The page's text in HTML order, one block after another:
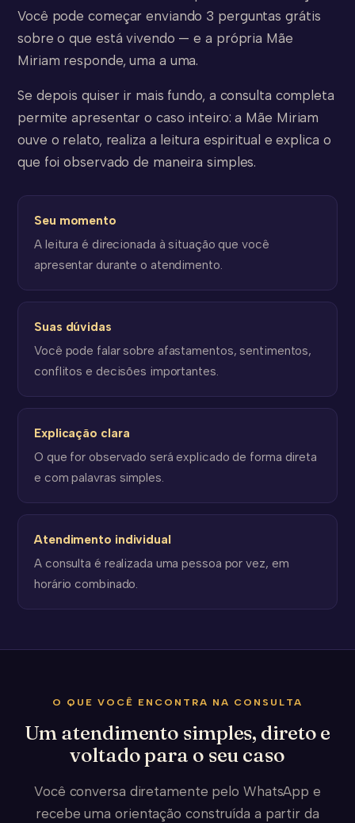
Você pode começar enviando 3 perguntas grátis
sobre o que está vivendo — e a própria Mãe
Miriam responde, uma a uma.
Se depois quiser ir mais fundo, a consulta completa
permite apresentar o caso inteiro: a Mãe Miriam
ouve o relato, realiza a leitura espiritual e explica o
que foi observado de maneira simples.
Seu momento
A leitura é direcionada à situação que você
apresentar durante o atendimento.
Suas dúvidas
Você pode falar sobre afastamentos, sentimentos,
conflitos e decisões importantes.
Explicação clara
O que for observado será explicado de forma direta
e com palavras simples.
Atendimento individual
A consulta é realizada uma pessoa por vez, em
horário combinado.
O QUE VOCÊ ENCONTRA NA CONSULTA
Um atendimento simples, direto e
voltado para o seu caso
Você conversa diretamente pelo WhatsApp e
recebe uma orientação construída a partir da